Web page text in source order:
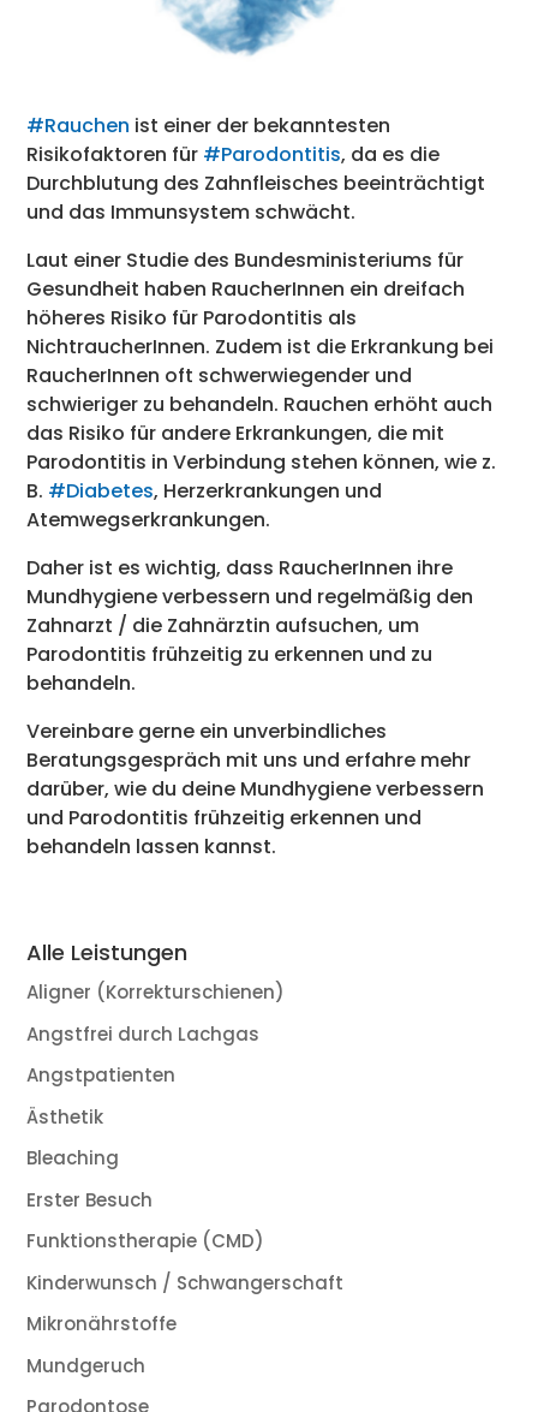
#Rauchen ist einer der bekanntesten
Risikofaktoren für #Parodontitis, da es die
Durchblutung des Zahnfleisches beeinträchtigt
und das Immunsystem schwächt.
Laut einer Studie des Bundesministeriums für
Gesundheit haben RaucherInnen ein dreifach
höheres Risiko für Parodontitis als
NichtraucherInnen. Zudem ist die Erkrankung bei
RaucherInnen oft schwerwiegender und
schwieriger zu behandeln. Rauchen erhöht auch
das Risiko für andere Erkrankungen, die mit
Parodontitis in Verbindung stehen können, wie z.
B. #Diabetes, Herzerkrankungen und
Atemwegserkrankungen.
Daher ist es wichtig, dass RaucherInnen ihre
Mundhygiene verbessern und regelmäßig den
Zahnarzt / die Zahnärztin aufsuchen, um
Parodontitis frühzeitig zu erkennen und zu
behandeln.
Vereinbare gerne ein unverbindliches
Beratungsgespräch mit uns und erfahre mehr
darüber, wie du deine Mundhygiene verbessern
und Parodontitis frühzeitig erkennen und
behandeln lassen kannst.
Alle Leistungen
Aligner (Korrekturschienen)
Angstfrei durch Lachgas
Angstpatienten
Ästhetik
Bleaching
Erster Besuch
Funktionstherapie (CMD)
Kinderwunsch / Schwangerschaft
Mikronährstoffe
Mundgeruch
Parodontose